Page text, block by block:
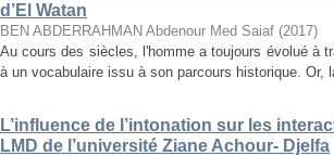
d’El Watan
BEN ABDERRAHMAN Abdenour Med Saiaf (2017)
Au cours des siècles, l'homme a toujours évolué à
à un vocabulaire issu à son parcours historique.
L’influence de l’intonation sur les
LMD de l’université Ziane Achour- Djelfa